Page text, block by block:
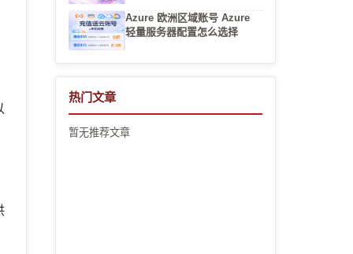
Azure 欧洲区域账号 Azure
轻量服务器配置怎么选择
热门文章
暂无推荐文章